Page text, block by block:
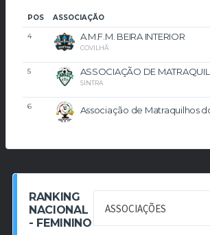
POS ASSOCIAÇÃO
4 A.M.F.M. BEIRA INTERIOR
COVILHÃ
5 ASSOCIAÇÃO DE
SINTRA
6 Associação de Matraquilhos
RANKING
NACIONAL
- FEMININO